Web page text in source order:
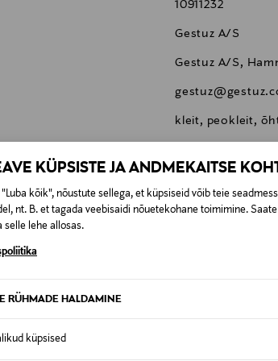
KÜPSISTE JA ANDMEKAITSE
kõik", nõustute sellega, et küpsiseid võib teie
nt. B. et tagada veebisaidi nõuetekohane toimimine.
selle lehe allosas.
RÜHMADE HALDAMINE
küpsised
10911232
Gestuz A/S
Gestuz A/S,
kleit, peokleit,
KA